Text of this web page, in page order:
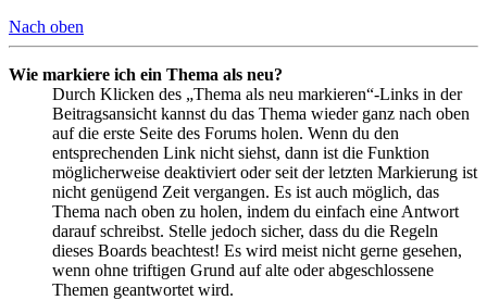
Nach oben
Wie markiere ich ein Thema als neu?
Durch Klicken des „Thema als neu markieren“-Links in der
Beitragsansicht kannst du das Thema wieder ganz nach oben
auf die erste Seite des Forums holen. Wenn du den
entsprechenden Link nicht siehst, dann ist die Funktion
möglicherweise deaktiviert oder seit der letzten Markierung ist
nicht genügend Zeit vergangen. Es ist auch möglich, das
Thema nach oben zu holen, indem du einfach eine Antwort
darauf schreibst. Stelle jedoch sicher, dass du die Regeln
dieses Boards beachtest! Es wird meist nicht gerne gesehen,
wenn ohne triftigen Grund auf alte oder abgeschlossene
Themen geantwortet wird.